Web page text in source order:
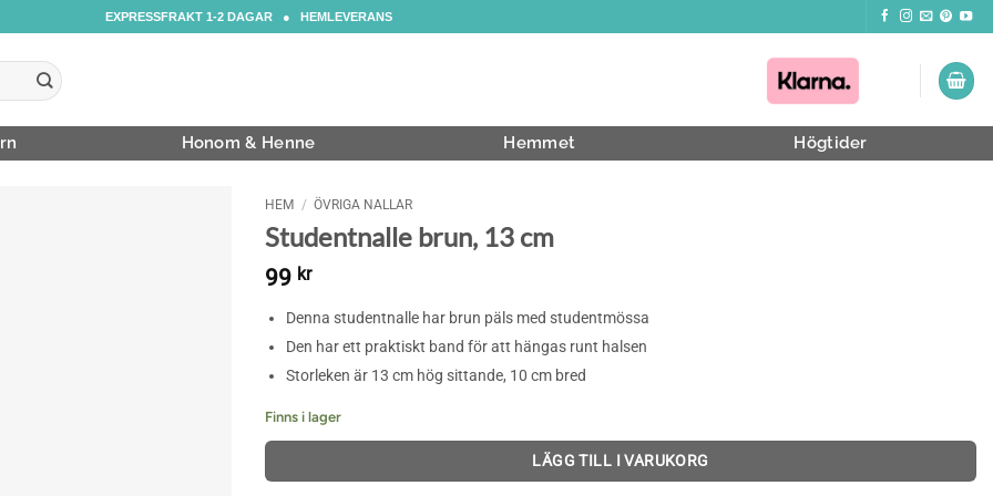
EXPRESSFRAKT 1-2 DAGAR ● HEMLEVERANS
Honom & Henne Hemmet Högtider
HEM / ÖVRIGA NALLAR
Studentnalle brun, 13 cm
99 kr
Denna studentnalle har brun päls med studentmössa
Den har ett praktiskt band för att hängas runt halsen
Storleken är 13 cm hög sittande, 10 cm bred
Finns i lager
LÄGG TILL I VARUKORG